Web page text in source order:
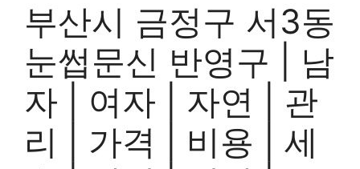
부산시 금정구 서3동
눈썹문신 반영구 | 남
자 | 여자 | 자연 | 관
리 | 가격 | 비용 | 세